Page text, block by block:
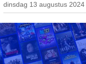
dinsdag 13 augustus 2024